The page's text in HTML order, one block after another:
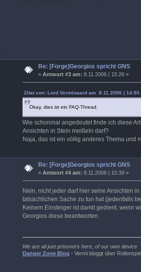
Re: [Forge]Georgios spricht GNS
«Antwort #3 am: 8.11.2006 | 15:26 »
Zitat von: Lord Verminaard am 8.11.2006 | 14:50
Okay, dies ist ein FAQ-Thread.
Wie schonmal angedeutet finde ich diese
Ansichten in Stein meißeln darf?
Naja, das ist ein völlig anderes Thema und
Re: [Forge]Georgios spricht GNS
«Antwort #4 am: 8.11.2006 | 15:39 »
Nein, nicht jeder darf hier seine Ansichten
tatsächlichen Sache zu tun hat (jedenfalls
Keinem Einsteiger ist damit gedient, wenn
Georgios diese beantworten.
We are all just prisoners here, of our own device
Danger Zone Blog - Vermi bloggt über